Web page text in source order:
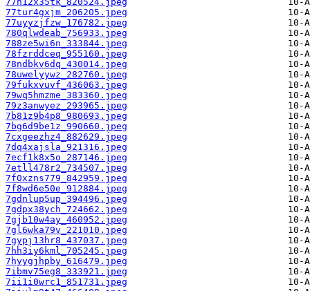
77tur4gxjm_206205.jpeg
77uyyzjfzw_176782.jpeg
780qlwdeab_756933.jpeg
788ze5wi6n_333844.jpeg
78fzrddceq_955160.jpeg
78ndbkv6dq_430014.jpeg
78uwelyywz_282760.jpeg
79fukxvuvf_436063.jpeg
79wq5hmzme_383360.jpeg
79z3anwyez_293965.jpeg
7b81z9b4p8_980693.jpeg
7bg6d9be1z_990660.jpeg
7cxgeezhz4_882629.jpeg
7dq4xajsla_921316.jpeg
7ecf1k8x5o_287146.jpeg
7etll478r2_734507.jpeg
7f0xzns779_842959.jpeg
7f8wd6e50e_912884.jpeg
7gdnlup5up_394496.jpeg
7gdpx38ych_724662.jpeg
7gjb10w4ay_460952.jpeg
7gl6wka79v_221010.jpeg
7gypj13hr8_437037.jpeg
7hh3iy6kml_705245.jpeg
7hyygjhpby_616479.jpeg
7ibmv75eg8_333921.jpeg
7ii1i0wrc1_851731.jpeg